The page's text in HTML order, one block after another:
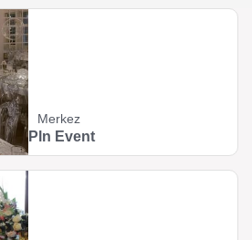
Merkez
Pln Event